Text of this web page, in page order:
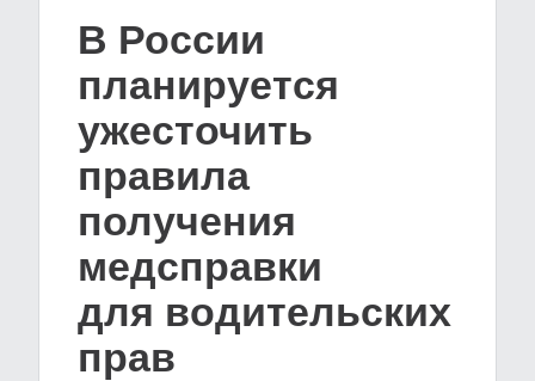
В России
планируется
ужесточить
правила
получения
медсправки
для водительских
прав